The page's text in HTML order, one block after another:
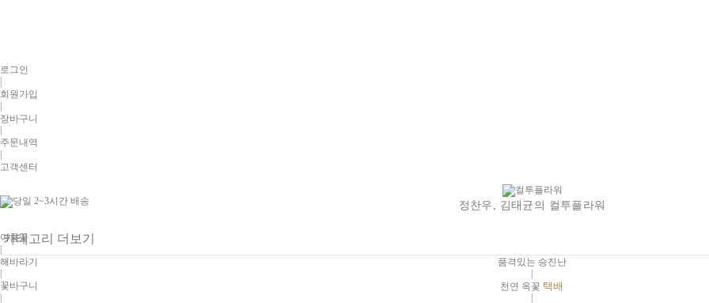
로그인
|
회원가입
|
장바구니
주문내역
고객센터
정찬우, 김태균의 컬투플라워
카테고리 더보기
품격있는 승진난
|
천연 옥꽃 택배
여름꽃
|
해바라기
꽃바구니